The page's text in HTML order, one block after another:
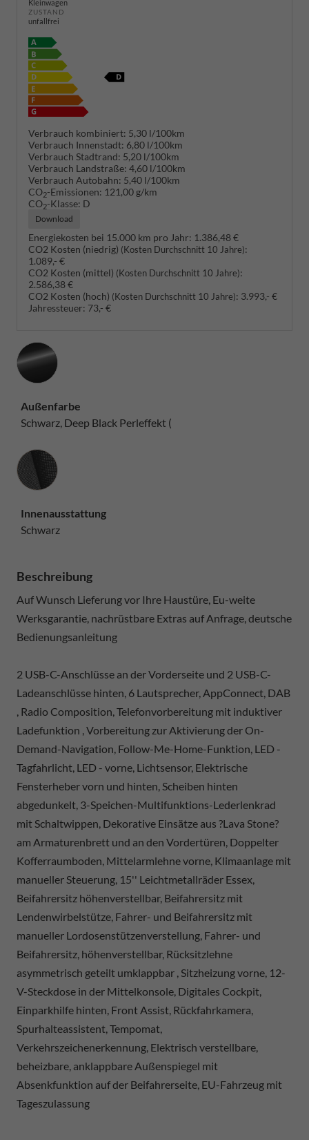
Kleinwagen
ZUSTAND
unfallfrei
Verbrauch kombiniert: 5,30 l/100km
Verbrauch Innenstadt: 6,80 l/100km
Verbrauch Stadtrand: 5,20 l/100km
Verbrauch Landstraße: 4,60 l/100km
Verbrauch Autobahn: 5,40 l/100km
CO2-Emissionen: 121,00 g/km
CO2-Klasse: D
Download
Energiekosten bei 15.000 km pro Jahr: 1.386,48 €
CO2 Kosten (niedrig) (Kosten Durchschnitt 10 Jahre):
1.089,- €
CO2 Kosten (mittel) (Kosten Durchschnitt 10 Jahre):
2.586,38 €
CO2 Kosten (hoch) (Kosten Durchschnitt 10 Jahre): 3.993,- €
Jahressteuer: 73,- €
Außenfarbe
Schwarz, Deep Black Perleffekt (
Innenausstattung
Innenausstattung
Schwarz
Beschreibung
Auf Wunsch Lieferung vor Ihre Haustüre, Eu-weite
Werksgarantie, nachrüstbare Extras auf Anfrage, deutsche
Bedienungsanleitung
2 USB-C-Anschlüsse an der Vorderseite und 2 USB-C-
Ladeanschlüsse hinten, 6 Lautsprecher, AppConnect, DAB
, Radio Composition, Telefonvorbereitung mit induktiver
Ladefunktion , Vorbereitung zur Aktivierung der On-
Demand-Navigation, Follow-Me-Home-Funktion, LED -
Tagfahrlicht, LED - vorne, Lichtsensor, Elektrische
Fensterheber vorn und hinten, Scheiben hinten
abgedunkelt, 3-Speichen-Multifunktions-Lederlenkrad
mit Schaltwippen, Dekorative Einsätze aus ?Lava Stone?
am Armaturenbrett und an den Vordertüren, Doppelter
Kofferraumboden, Mittelarmlehne vorne, Klimaanlage mit
manueller Steuerung, 15'' Leichtmetallräder Essex,
Beifahrersitz höhenverstellbar, Beifahrersitz mit
Lendenwirbelstütze, Fahrer- und Beifahrersitz mit
manueller Lordosenstützenverstellung, Fahrer- und
Beifahrersitz, höhenverstellbar, Rücksitzlehne
asymmetrisch geteilt umklappbar , Sitzheizung vorne, 12-
V-Steckdose in der Mittelkonsole, Digitales Cockpit,
Einparkhilfe hinten, Front Assist, Rückfahrkamera,
Spurhalteassistent, Tempomat,
Verkehrszeichenerkennung, Elektrisch verstellbare,
beheizbare, anklappbare Außenspiegel mit
Absenkfunktion auf der Beifahrerseite, EU-Fahrzeug mit
Tageszulassung